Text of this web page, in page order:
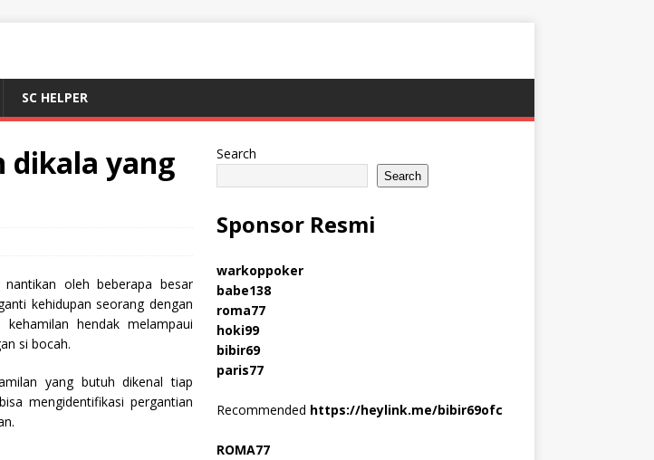
SC HELPER
dikala yang
nantikan oleh beberapa besar
kehidupan seorang dengan
hendak melampaui
si bocah.
yang butuh dikenal tiap
mengidentifikasi pergantian
Search
Search
Sponsor Resmi
warkoppoker
babe138
roma77
hoki99
bibir69
paris77
Recommended https://heylink.me/bibir69ofc
ROMA77